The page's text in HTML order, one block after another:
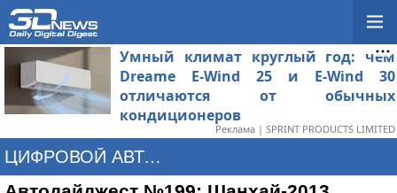
Умный климат круглый год: чем
Dreame E-Wind 25 и E-Wind 30
отличаются от обычных
кондиционеров
Реклама | SPRINT PRODUCTS LIMITED
ЦИФРОВОЙ АВТОМОБИЛЬ